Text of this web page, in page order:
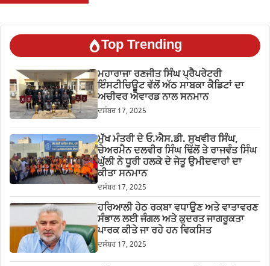
Top Trending
ਮਹਾਰਾਜਾ ਰਣਜੀਤ ਸਿੰਘ ਪ੍ਰੈਪਰੇਟਰੀ
ਇੰਸਟੀਚਿਊਟ ਵੱਲੋਂ ਅੱਠ ਸਾਬਕਾ ਕੈਡਿਟਾਂ ਦਾ
ਅਚੀਵਰ ਐਵਾਰਡ ਨਾਲ ਸਨਮਾਨ
ਦਸੰਬਰ 17, 2025
ਮੁੱਖ ਮੰਤਰੀ ਦੇ ਓ.ਐਸ.ਡੀ. ਸੁਖਵੀਰ ਸਿੰਘ,
ਚੇਅਰਮੈਨ ਦਲਵੀਰ ਸਿੰਘ ਢਿੱਲੋਂ ਤੇ ਰਾਜਵੰਤ ਸਿੰਘ
ਘੁੱਲੀ ਨੇ ਧੂਰੀ ਹਲਕੇ ਦੇ ਜੇਤੂ ਉਮੀਦਵਾਰਾਂ ਦਾ
ਕੀਤਾ ਸਨਮਾਨ
ਦਸੰਬਰ 17, 2025
ਹਰਿਆਲੀ ਹੇਠ ਰਕਬਾ ਵਧਾਉਣ ਅਤੇ ਵਾਤਾਵਰਣ
ਸੰਭਾਲ ਲਈ ਜੰਗਲ ਅਤੇ ਕੁਦਰਤ ਜਾਗਰੂਕਤਾ
ਪਾਰਕ ਕੀਤੇ ਜਾ ਰਹੇ ਹਨ ਵਿਕਸਿਤ
ਦਸੰਬਰ 17, 2025